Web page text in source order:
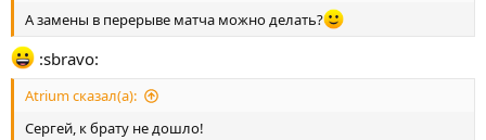
А замены в перерыве матча можно делать?
:sbravo:
Atrium сказал(а):
Сергей, к брату не дошло!